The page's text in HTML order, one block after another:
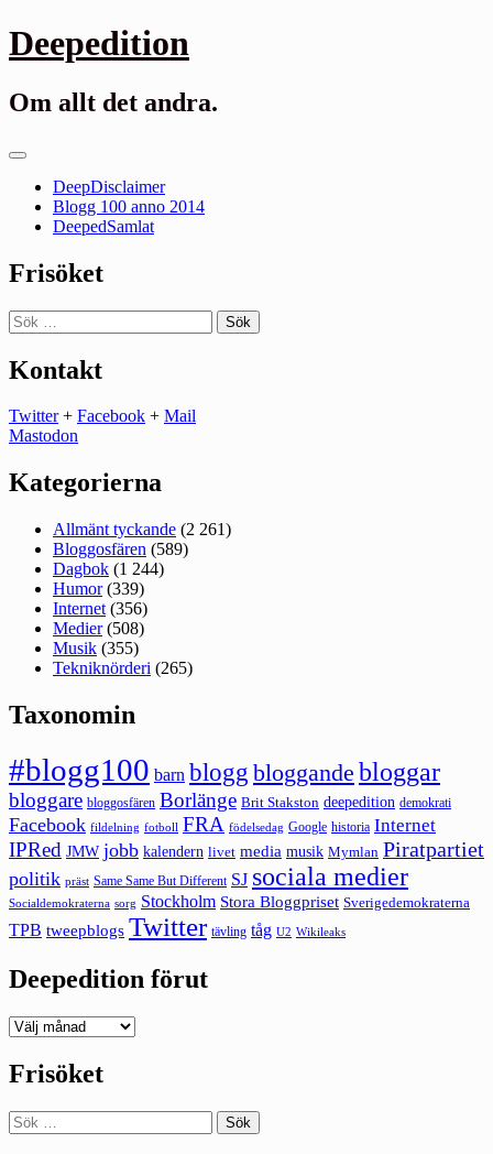
Gå
till
Deepedition
Om allt det andra.
Primär
DeepDisclaimer
Blogg 100 anno 2014
DeepedSamlat
Frisöket
Sök
efter:
Kontakt
Twitter+ Facebook + Mail
Mastodon
Kategorierna
Allmänt tyckande (2 261)
Bloggosfären (589)
Dagbok (1 244)
Humor(339)
Internet (356)
Medier(508)
Musik (355)
Tekniknörderi (265)
Taxonomin
#blogg100 barn blogg bloggande bloggar
bloggare bloggosfären Borlänge Brit Stakston deepedition demokrati
Facebook fildelning fotboll FRA födelsedag Google historia Internet
IPRed JMW jobb kalendern livet media musik Mymlan Piratpartiet
politik präst Same Same But Different SJ sociala medier
Socialdemokraterna sorg Stockholm Stora Bloggpriset Sverigedemokraterna
TPB tweepblogs Twitter tävling tåg U2 Wikileaks
Deepedition förut
Deepedition
Frisöket
Sök
efter: